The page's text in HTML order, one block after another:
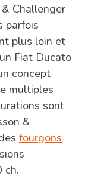
Challenger
parfois
plus loin et
Fiat Ducato
concept
multiples
sont
&
fourgons
ch.